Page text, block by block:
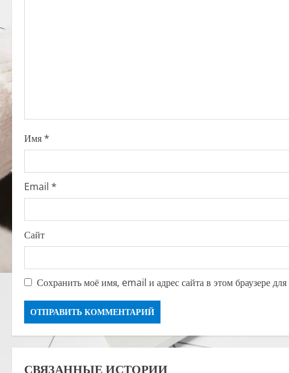
o
n
Имя*
Email *
Сайт
Сохранить моё имя, email и адрес сайта в этом браузере
СВЯЗАННЫЕ ИСТОРИИ